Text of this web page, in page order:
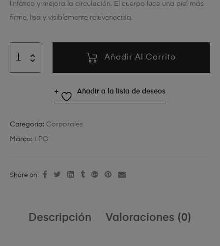
linfático y mejora la circulación. El cuerpo luce una piel más
firme, lisa y visiblemente rejuvenecida.
Añadir Al Carrito
Añadir a la lista de deseos
Categoría: Corporales
Marca: LPG
Share on:
Descripción Valoraciones (0)